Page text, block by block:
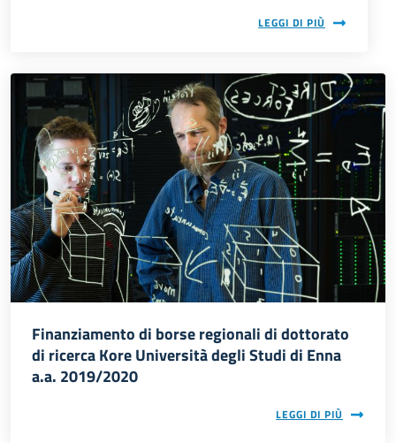
LEGGI DI PIÙ
Immagine
Finanziamento di borse regionali di dottorato
di ricerca Kore Università degli Studi di Enna
a.a. 2019/2020
LEGGI DI PIÙ